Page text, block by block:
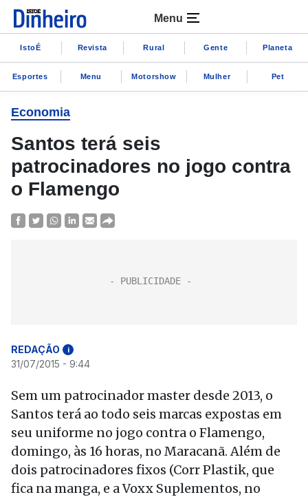
Menu
IstoÉ Revista Rural Gente Planeta
Esportes Menu Motorshow Mulher Pet
Economia
Santos terá seis
patrocinadores no jogo contra
o Flamengo
REDAÇÃO i
31/07/2015 - 9:44
Sem um patrocinador master desde 2013, o
Santos terá ao todo seis marcas expostas em
seu uniforme no jogo contra o Flamengo,
domingo, às 16 horas, no Maracanã. Além de
dois patrocinadores fixos (Corr Plastik, que
fica na manga, e a Voxx Suplementos, no